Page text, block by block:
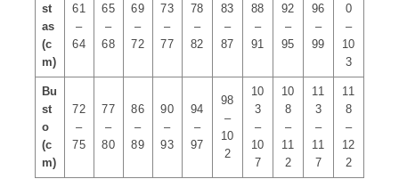
st
as
(c
m)
61
–
64
65
–
68
69
–
72
73
–
77
78
–
82
83
–
87
88
–
91
92
–
95
96
–
99
0
–
10
3
Bu
st
o
(c
m)
72
–
75
77
–
80
86
–
89
90
–
93
94
–
97
98
–
10
2
10
3
–
10
7
10
8
–
11
2
11
3
–
11
7
11
8
–
12
2